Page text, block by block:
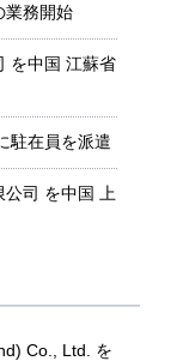
業務開始
を中国 江蘇省
駐在員を派遣
公司 を中国 上
Co., Ltd. を